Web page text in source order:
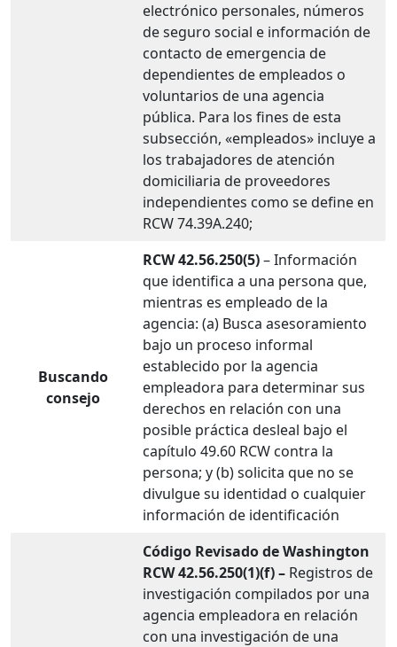
electrónico personales, números
de seguro social e información de
contacto de emergencia de
dependientes de empleados o
voluntarios de una agencia
pública. Para los fines de esta
subsección, «empleados» incluye a
los trabajadores de atención
domiciliaria de proveedores
independientes como se define en
RCW 74.39A.240;
Buscando
consejo
RCW 42.56.250(5)– Información
que identifica a una persona que,
mientras es empleado de la
agencia: (a) Busca asesoramiento
bajo un proceso informal
establecido por la agencia
empleadora para determinar sus
derechos en relación con una
posible práctica desleal bajo el
capítulo 49.60 RCW contra la
persona; y (b) solicita que no se
divulgue su identidad o cualquier
información de identificación
Código Revisado de Washington
RCW 42.56.250(1)(f) – Registros de
investigación compilados por una
agencia empleadora en relación
con una investigación de una